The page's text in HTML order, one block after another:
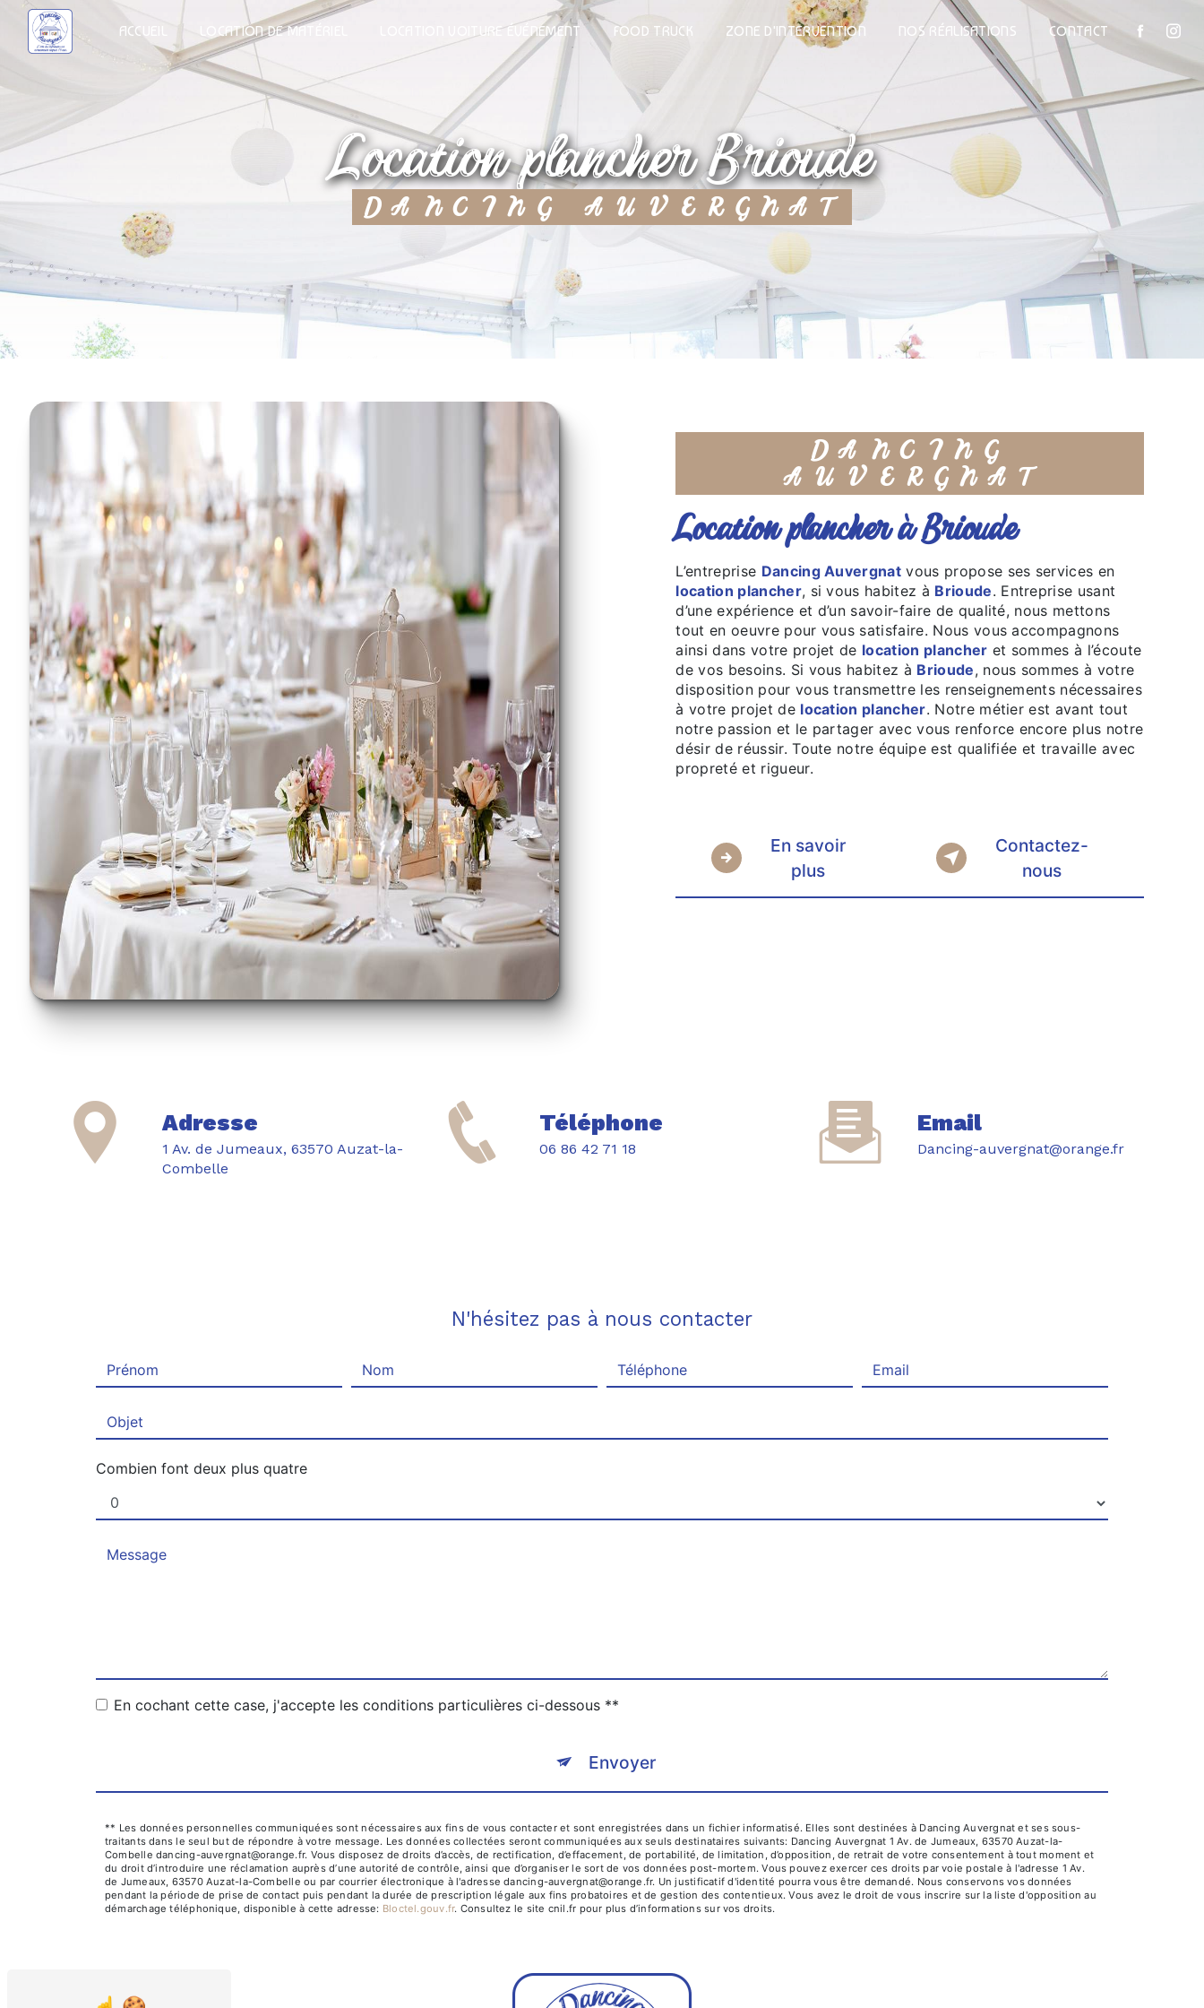
ACCUEIL LOCATION DE MATÉRIEL LOCATION VOITURE ÉVÉNEMENT FOOD TRUCK ZONE D'INTERVENTION NOS RÉALISATIONS CONTACT
location plancher Brioude
DANCING AUVERGNAT
DANCING
AUVERGNAT
location plancher à Brioude
L’entreprise Dancing Auvergnat vous propose ses services en
location plancher, si vous habitez à Brioude. Entreprise usant
d’une expérience et d’un savoir-faire de qualité, nous mettons
tout en oeuvre pour vous satisfaire. Nous vous accompagnons
ainsi dans votre projet de location plancher et sommes à l’écoute
de vos besoins. Si vous habitez à Brioude, nous sommes à votre
disposition pour vous transmettre les renseignements nécessaires
à votre projet de location plancher. Notre métier est avant tout
notre passion et le partager avec vous renforce encore plus notre
désir de réussir. Toute notre équipe est qualifiée et travaille avec
propreté et rigueur.
En savoir
plus
Contactez-
nous
Adresse
1 Av. de Jumeaux, 63570 Auzat-la-
Combelle
Téléphone
06 86 42 71 18
Email
dancing-auvergnat@orange.fr
N'hésitez pas à nous contacter
Combien font deux plus quatre
En cochant cette case, j'accepte les conditions particulières ci-dessous **
Envoyer
** Les données personnelles communiquées sont nécessaires aux fins de vous contacter et sont enregistrées dans un fichier informatisé. Elles sont destinées à Dancing Auvergnat et ses sous-
traitants dans le seul but de répondre à votre message. Les données collectées seront communiquées aux seuls destinataires suivants: Dancing Auvergnat 1 Av. de Jumeaux, 63570 Auzat-la-
Combelle dancing-auvergnat@orange.fr. Vous disposez de droits d’accès, de rectification, d’effacement, de portabilité, de limitation, d’opposition, de retrait de votre consentement à tout moment et
du droit d’introduire une réclamation auprès d’une autorité de contrôle, ainsi que d’organiser le sort de vos données post-mortem. Vous pouvez exercer ces droits par voie postale à l'adresse 1 Av.
de Jumeaux, 63570 Auzat-la-Combelle ou par courrier électronique à l'adresse dancing-auvergnat@orange.fr. Un justificatif d'identité pourra vous être demandé. Nous conservons vos données
pendant la période de prise de contact puis pendant la durée de prescription légale aux fins probatoires et de gestion des contentieux. Vous avez le droit de vous inscrire sur la liste d'opposition au
démarchage téléphonique, disponible à cette adresse:
Bloctel.gouv.fr. Consultez le site cnil.fr pour plus d’informations sur vos droits.
Panneau de gestion des cookies